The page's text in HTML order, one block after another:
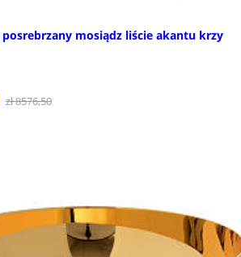
mosiądz liście akantu krzy
zł 8576,50